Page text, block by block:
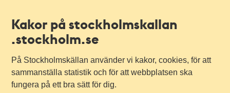
Kakor på stockholmskallan
.stockholm.se
På Stockholmskällan använder vi kakor, cookies, för att
sammanställa statistik och för att webbplatsen ska
fungera på ett bra sätt för dig.